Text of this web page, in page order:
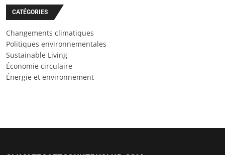
CATÉGORIES
Changements climatiques
Politiques environnementales
Sustainable Living
Économie circulaire
Énergie et environnement